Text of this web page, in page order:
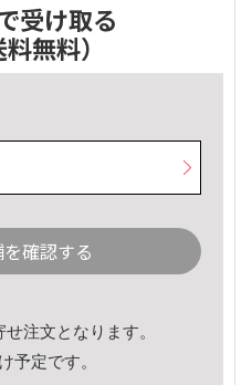
受け取る
料無料）
確認する
注文となります。
予定です。